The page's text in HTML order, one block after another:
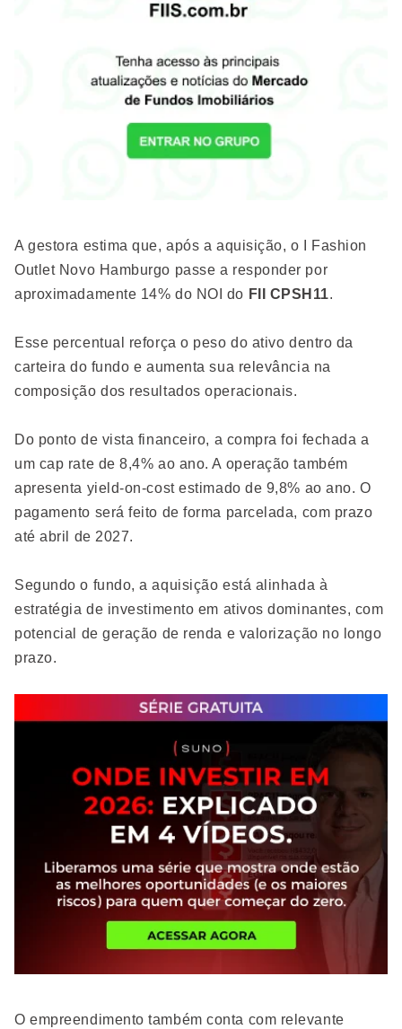
A gestora estima que, após a aquisição, o I Fashion
Outlet Novo Hamburgo passe a responder por
aproximadamente 14% do NOI do FII CPSH11.
Esse percentual reforça o peso do ativo dentro da
carteira do fundo e aumenta sua relevância na
composição dos resultados operacionais.
Do ponto de vista financeiro, a compra foi fechada a
um cap rate de 8,4% ao ano. A operação também
apresenta yield-on-cost estimado de 9,8% ao ano. O
pagamento será feito de forma parcelada, com prazo
até abril de 2027.
Segundo o fundo, a aquisição está alinhada à
estratégia de investimento em ativos dominantes, com
potencial de geração de renda e valorização no longo
prazo.
O empreendimento também conta com relevante